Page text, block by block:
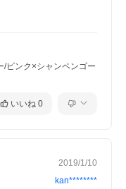
/ピンク×シャンペンゴー
いいね 0
2019/1/10
kan********